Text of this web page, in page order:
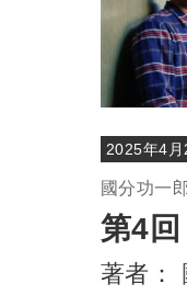
2025年4月
國分功一
第4
著者：